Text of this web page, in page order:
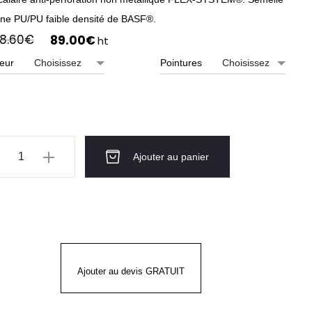
PU/PU faible densité de BASF®.
€
initial
89.00€ Le
ht
Pointures
Ajouter au panier
Ajouter au devis GRATUIT